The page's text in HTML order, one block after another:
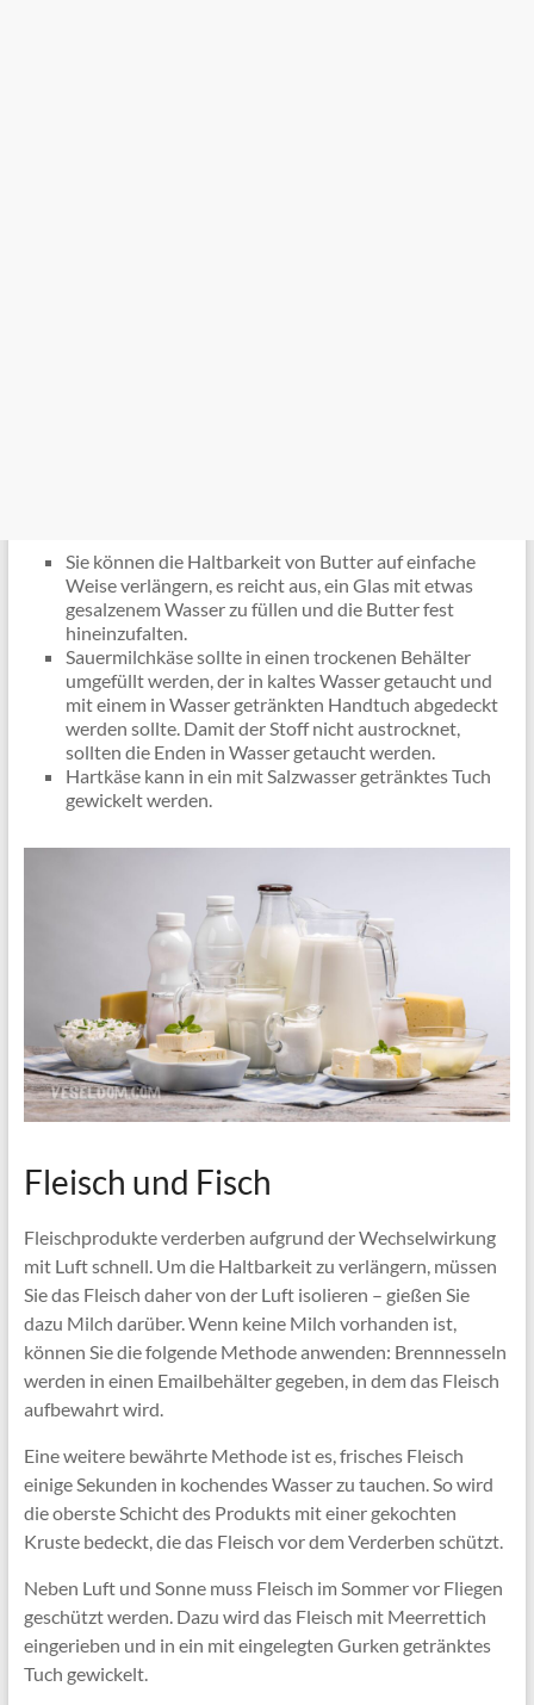
Sie können die Haltbarkeit von Butter auf einfache
Weise verlängern, es reicht aus, ein Glas mit etwas
gesalzenem Wasser zu füllen und die Butter fest
hineinzufalten.
Sauermilchkäse sollte in einen trockenen Behälter
umgefüllt werden, der in kaltes Wasser getaucht und
mit einem in Wasser getränkten Handtuch abgedeckt
werden sollte. Damit der Stoff nicht austrocknet,
sollten die Enden in Wasser getaucht werden.
Hartkäse kann in ein mit Salzwasser getränktes Tuch
gewickelt werden.
Fleisch und Fisch
Fleischprodukte verderben aufgrund der Wechselwirkung
mit Luft schnell. Um die Haltbarkeit zu verlängern, müssen
Sie das Fleisch daher von der Luft isolieren – gießen Sie
dazu Milch darüber. Wenn keine Milch vorhanden ist,
können Sie die folgende Methode anwenden: Brennnesseln
werden in einen Emailbehälter gegeben, in dem das Fleisch
aufbewahrt wird.
Eine weitere bewährte Methode ist es, frisches Fleisch
einige Sekunden in kochendes Wasser zu tauchen. So wird
die oberste Schicht des Produkts mit einer gekochten
Kruste bedeckt, die das Fleisch vor dem Verderben schützt.
Neben Luft und Sonne muss Fleisch im Sommer vor Fliegen
geschützt werden. Dazu wird das Fleisch mit Meerrettich
eingerieben und in ein mit eingelegten Gurken getränktes
Tuch gewickelt.